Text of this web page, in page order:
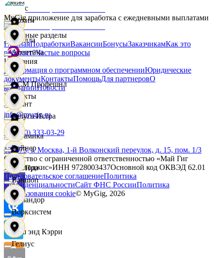
Вайс
Ителла
kari
Квант
Керамика
КитПро
Командор
Кэш энд Кэрри
Архим
Асептика
АСМ Профешнл
Белуга Истра
Вайнер
Ваншоп
Ворксистем
Гелиус
MyGig приложение для заработка с ежедневными выплатами
Основные разделы
ГлавнаяПодработкиВакансииБонусыЗаказчикамКак это
работает?Частые вопросы
Компания
Информация о программном обеспеченииЮридические
документыКонтактыПомощьДля партнеровО
компанииНовости
Контакты
info@mygig.ru
+8 (800) 333-03-29
127473, г. Москва, 1-й Волконский переулок, д. 15, пом. 1/3
Общество с ограниченной ответственностью «Май Гиг
Технолоджис»ИНН 9728003437Основной код ОКВЭД 62.01
Пользовательское соглашениеПолитика
конфиденциальностиСайт ФНС РоссииПолитика
использования cookie© MyGig, 2026